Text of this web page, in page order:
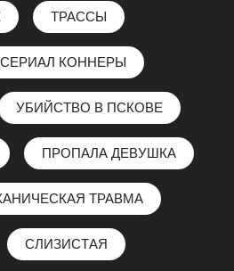
ТРАССЫ
СЕРИАЛ КОННЕРЫ
УБИЙСТВО В ПСКОВЕ
ПРОПАЛА ДЕВУШКА
ТРАВМА
СЛИЗИСТАЯ